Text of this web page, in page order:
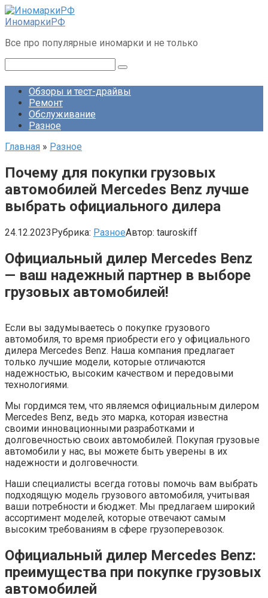
Перейти
к
ИномаркиРФ
Все про популярные иномарки и не только
Обзоры и тест-драйвы
Ремонт
Обслуживание
Разное
Главная » Разное
Почему для покупки грузовых
автомобилей Mercedes Benz лучше
выбрать официального дилера
24.12.2023Рубрика: РазноеАвтор: tauroskiff
Официальный дилер Mercedes Benz
— ваш надежный партнер в выборе
грузовых автомобилей!
Если вы задумываетесь о покупке грузового
автомобиля, то время приобрести его у официального
дилера Mercedes Benz. Наша компания предлагает
только лучшие модели, которые отличаются
надежностью, высоким качеством и передовыми
технологиями.
Мы гордимся тем, что являемся официальным дилером
Mercedes Benz, ведь это марка, которая известна
своими инновационными разработками и
долговечностью своих автомобилей. Покупая грузовые
автомобили у нас, вы можете быть уверены в их
надежности и долговечности.
Наши специалисты всегда готовы помочь вам выбрать
подходящую модель грузового автомобиля, учитывая
ваши потребности и бюджет. Мы предлагаем широкий
ассортимент моделей, которые отвечают самым
высоким требованиям в сфере грузоперевозок.
Официальный дилер Mercedes Benz:
преимущества при покупке грузовых
автомобилей